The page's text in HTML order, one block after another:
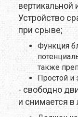
SO-FI
TASMANIAN TIGER
THE NORTH FACE
TOTEM
TRIMM
вертикальной
Устройство
при срыве;
Функция
также
Простой
- свободно
и снимается